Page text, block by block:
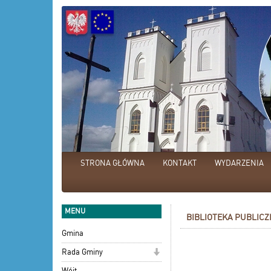
STRONA GŁÓWNA KONTAKT WYDARZENIA
MENU
Gmina
Rada Gminy
BIBLIOTEKA